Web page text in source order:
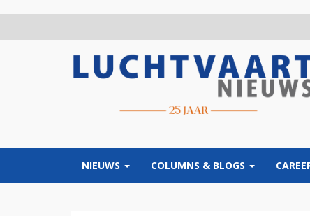
NIEUWS COLUMNS & BLOGS